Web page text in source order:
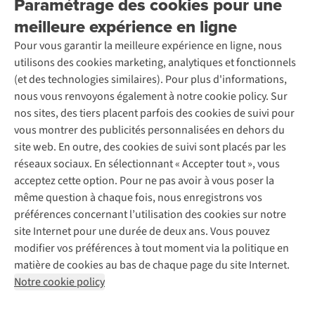
meilleure expérience en ligne
Pour vous garantir la meilleure expérience en ligne, nous
utilisons des cookies marketing, analytiques et fonctionnels
(et des technologies similaires). Pour plus d'informations,
nous vous renvoyons également à notre cookie policy. Sur
nos sites, des tiers placent parfois des cookies de suivi pour
vous montrer des publicités personnalisées en dehors du
site web. En outre, des cookies de suivi sont placés par les
réseaux sociaux. En sélectionnant « Accepter tout », vous
acceptez cette option. Pour ne pas avoir à vous poser la
même question à chaque fois, nous enregistrons vos
préférences concernant l’utilisation des cookies sur notre
site Internet pour une durée de deux ans. Vous pouvez
modifier vos préférences à tout moment via la politique en
matière de cookies au bas de chaque page du site Internet.
Notre cookie policy
Retourner
Rétractation d'une commande
Entretien & réparations
Garantie
Contactez-nous
Entreprise responsable
À propos d’Ayacucho
Nos magasins
À propos d’A.S.Adventure
Déclaration d'accessibilité
Location / Location sports d’hiver
Seconde-main
Entretien de ski
Service de lavage
Entretien de chaussures
Réparation de chaussures
Réparation de vêtements
Retouches
Pour les entreprises
Découvrez
A.S.Magazine
Explore Camp
Expertise & conseils
Abonnez-vous à la newsletter
Suivez-nous
Mentions légales
Politique de confidentialité
Conditions générales
Cookie Policy